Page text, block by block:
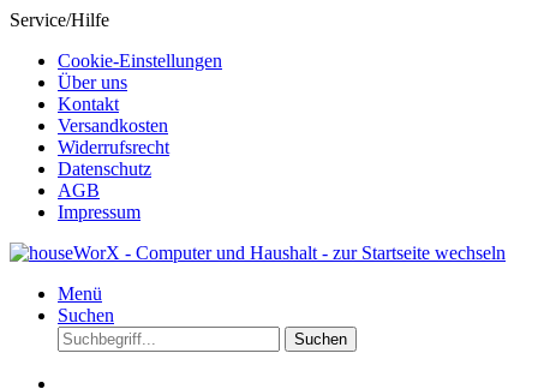
Service/Hilfe
Cookie-Einstellungen
Über uns
Kontakt
Versandkosten
Widerrufsrecht
Datenschutz
AGB
Impressum
Menü
Suchen
Suchen